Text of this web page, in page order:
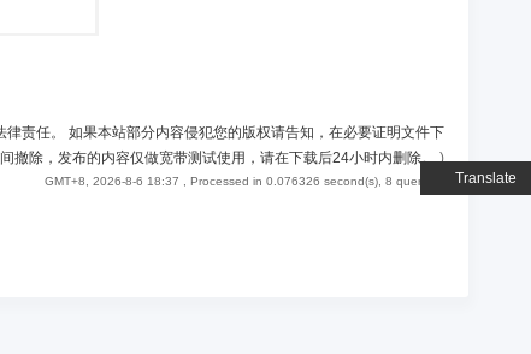
Translate
责任。 如果本站部分内容侵犯您的版权请告知，在必要证明文件下
撤除，发布的内容仅做宽带测试使用，请在下载后24小时内删除。)
GMT+8, 2026-8-6 18:37 , Processed in 0.076326 second(s), 8 queries .